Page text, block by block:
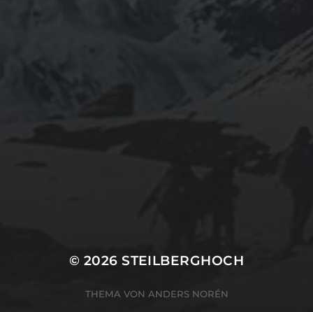
© 2026STEILBERGHOCH
THEMA VON ANDERS NORÉN